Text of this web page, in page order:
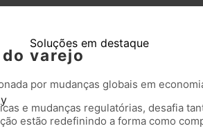
Soluções em destaque
varejo
por mudanças globais em
e mudanças regulatórias, desafia
estão redefinindo a forma como